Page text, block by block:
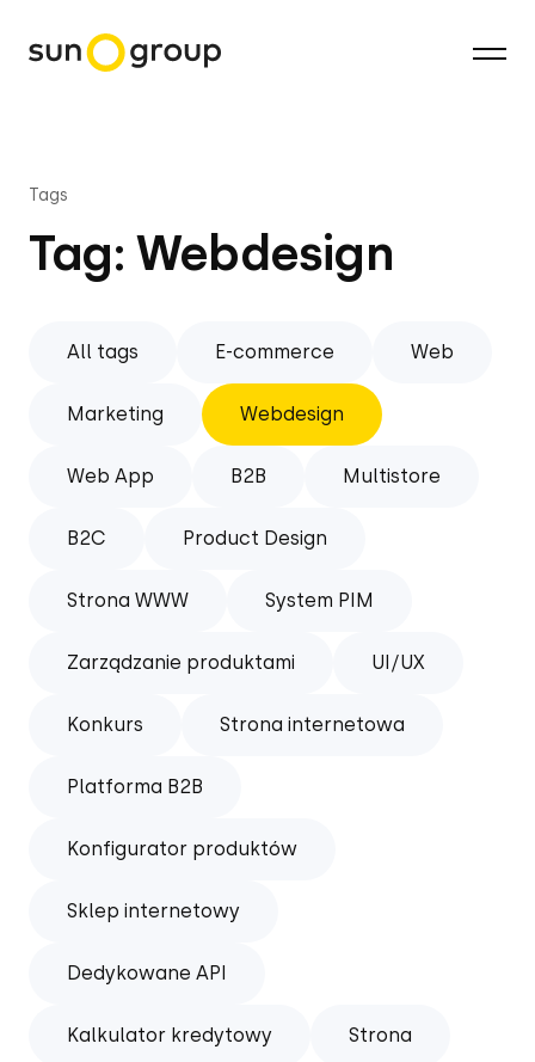
Tags
Tag: Webdesign
All tags E-commerce Web
Marketing Webdesign
Web App B2B Multistore
B2C Product Design
Strona WWW System PIM
Zarządzanie produktami UI/UX
Konkurs Strona internetowa
Platforma B2B
Konfigurator produktów
Sklep internetowy
Dedykowane API
Kalkulator kredytowy Strona